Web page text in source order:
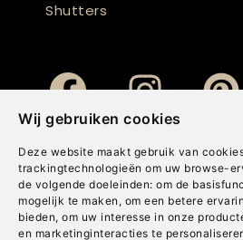
Wij gebruiken cookies
Deze website maakt gebruik van
trackingtechnologieën om uw browse-
de volgende doeleinden: om de
mogelijk te maken , om een betere
bieden, om uw interesse in onze
en marketinginteracties te
Shutters